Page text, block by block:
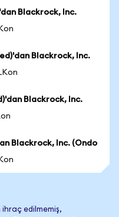
Blackrock, Inc.
Blackrock, Inc.
Blackrock, Inc.
Blackrock, Inc. (Ondo
edilmemiş,